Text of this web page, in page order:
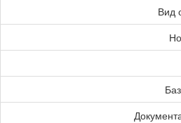
Вид